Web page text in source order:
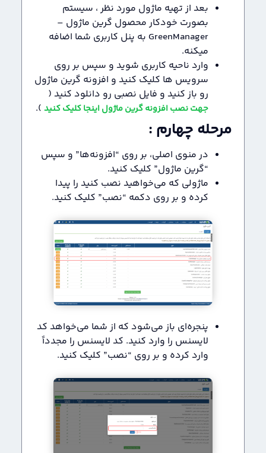
بعد از تهیه ماژول مورد نظر ، سیستم
بصورت خودکار محصول گرین ماژول –
GreenManager به پنل کاربری شما اضافه
میکنه.
وارد ناحیه کاربری شوید و سپس بر روی
سرویس ها کلیک کنید و افزونه گرین ماژول
رو باز کنید و فایل نصبی رو دانلود کنید (
جهت نصب افزونه گرین ماژول اینجا کلیک کنید).
مرحله چهارم :
در منوی اصلی، بر روی “افزونه‌ها” و سپس
“گرین ماژول” کلیک کنید.
ماژولی که می‌خواهید نصب کنید را پیدا
کرده و بر روی دکمه “نصب” کلیک کنید.
پنجره‌ای باز می‌شود که از شما می‌خواهد کد
لایسنس را وارد کنید. کد لایسنس را مجدداً
وارد کرده و بر روی “نصب” کلیک کنید.